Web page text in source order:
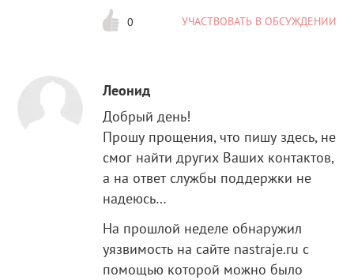
0 УЧАСТВОВАТЬ В ОБСУЖДЕНИИ
Леонид
Добрый день!
Прошу прощения, что пишу здесь, не
смог найти других Ваших контактов,
а на ответ службы поддержки не
надеюсь…
На прошлой неделе обнаружил
уязвимость на сайте nastraje.ru с
помощью которой можно было